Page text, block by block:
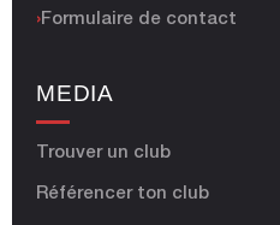
›Formulaire de contact
MEDIA
Trouver un club
Référencer ton club